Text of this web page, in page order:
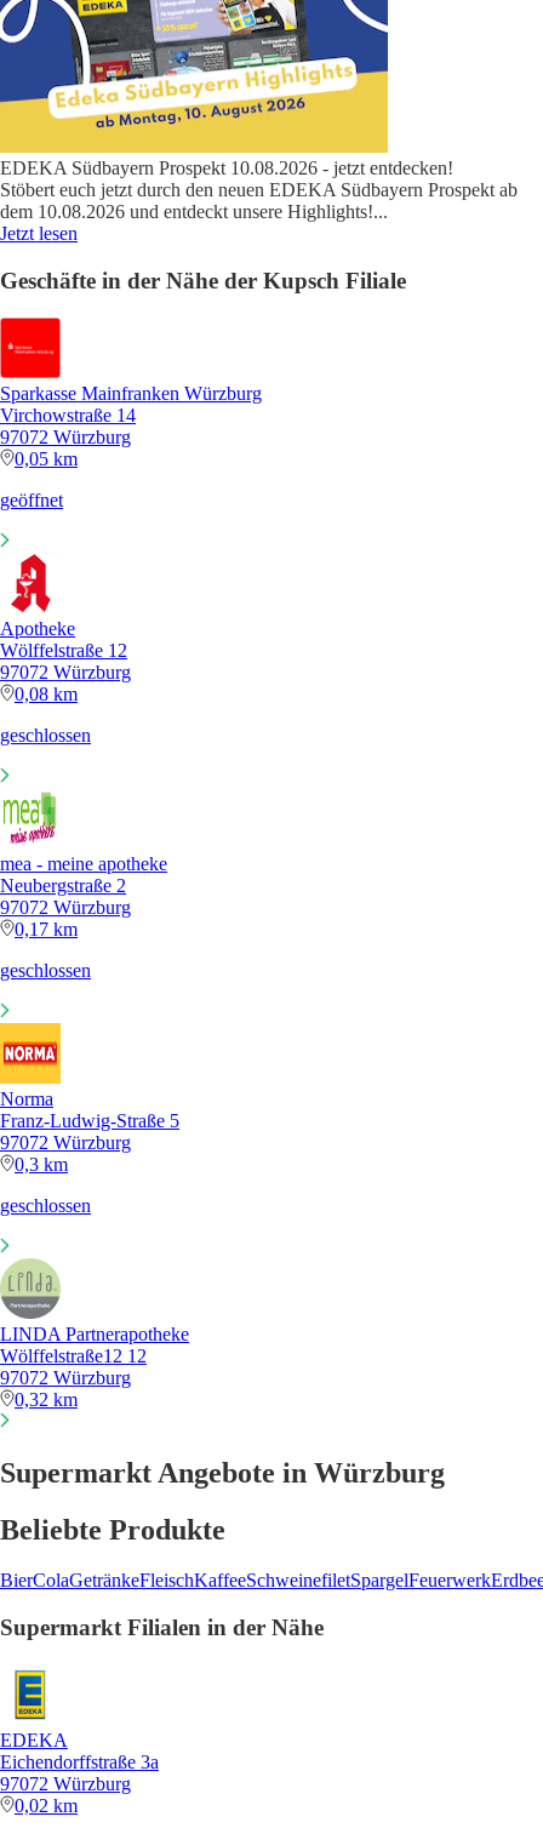
EDEKA Südbayern Prospekt 10.08.2026 - jetzt entdecken!
Stöbert euch jetzt durch den neuen EDEKA Südbayern Prospekt ab
dem 10.08.2026 und entdeckt unsere Highlights!...
Jetzt lesen
Geschäfte in der Nähe der Kupsch Filiale
Sparkasse Mainfranken Würzburg
Virchowstraße 14
97072 Würzburg
0,05 km
geöffnet
Apotheke
Wölffelstraße 12
97072 Würzburg
0,08 km
geschlossen
mea - meine apotheke
Neubergstraße 2
97072 Würzburg
0,17 km
geschlossen
Norma
Franz-Ludwig-Straße 5
97072 Würzburg
0,3 km
geschlossen
LINDA Partnerapotheke
Wölffelstraße12 12
97072 Würzburg
0,32 km
Supermarkt Angebote in Würzburg
Beliebte Produkte
BierColaGetränkeFleischKaffeeSchweinefiletSpargelFeuerwerk
Supermarkt Filialen in der Nähe
EDEKA
Eichendorffstraße 3a
97072 Würzburg
0,02 km